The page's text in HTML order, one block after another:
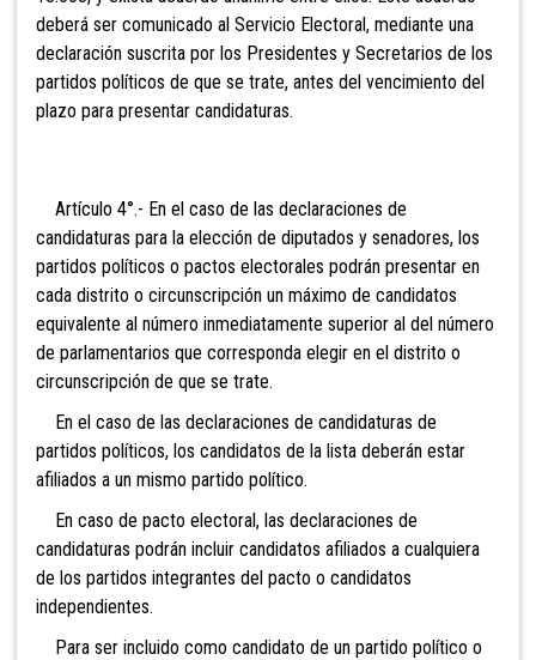
deberá ser comunicado al Servicio Electoral, mediante una
declaración suscrita por los Presidentes y Secretarios de los
partidos políticos de que se trate, antes del vencimiento del
plazo para presentar candidaturas.
Artículo 4°.- En el caso de las declaraciones de
candidaturas para la elección de diputados y senadores, los
partidos políticos o pactos electorales podrán presentar en
cada distrito o circunscripción un máximo de candidatos
equivalente al número inmediatamente superior al del número
de parlamentarios que corresponda elegir en el distrito o
circunscripción de que se trate.
En el caso de las declaraciones de candidaturas de
partidos políticos, los candidatos de la lista deberán estar
afiliados a un mismo partido político.
En caso de pacto electoral, las declaraciones de
candidaturas podrán incluir candidatos afiliados a cualquiera
de los partidos integrantes del pacto o candidatos
independientes.
Para ser incluido como candidato de un partido político o